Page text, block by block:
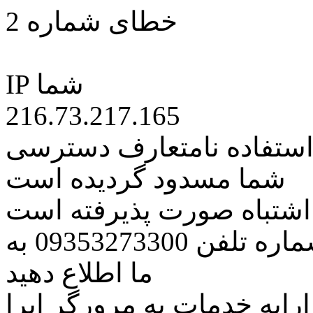
خطای شماره 2
IP شما
216.73.217.165
نامتعارف دسترسی
شما مسدود گردیده است
اشتباه صورت پذیرفته است
مراتب این مسئله را از طریق شماره تلفن 09353273300 به
ما اطلاع دهید
خدمات به مرورگر اپرا